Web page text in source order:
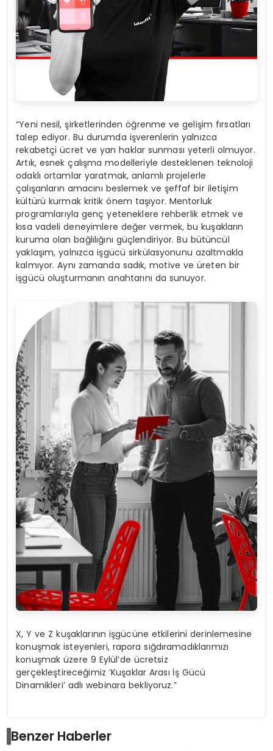
“Yeni nesil, şirketlerinden öğrenme ve gelişim fırsatları
talep ediyor. Bu durumda işverenlerin yalnızca
rekabetçi ücret ve yan haklar sunması yeterli olmuyor.
Artık, esnek çalışma modelleriyle desteklenen teknoloji
odaklı ortamlar yaratmak, anlamlı projelerle
çalışanların amacını beslemek ve şeffaf bir iletişim
kültürü kurmak kritik önem taşıyor. Mentorluk
programlarıyla genç yeteneklere rehberlik etmek ve
kısa vadeli deneyimlere değer vermek, bu kuşakların
kuruma olan bağlılığını güçlendiriyor. Bu bütüncül
yaklaşım, yalnızca işgücü sirkülasyonunu azaltmakla
kalmıyor. Aynı zamanda sadık, motive ve üreten bir
işgücü oluşturmanın anahtarını da sunuyor.
X, Y ve Z kuşaklarının işgücüne etkilerini derinlemesine
konuşmak isteyenleri, rapora sığdıramadıklarımızı
konuşmak üzere 9 Eylül’de ücretsiz
gerçekleştireceğimiz ‘Kuşaklar Arası İş Gücü
Dinamikleri’ adlı webinara bekliyoruz.”
Benzer Haberler